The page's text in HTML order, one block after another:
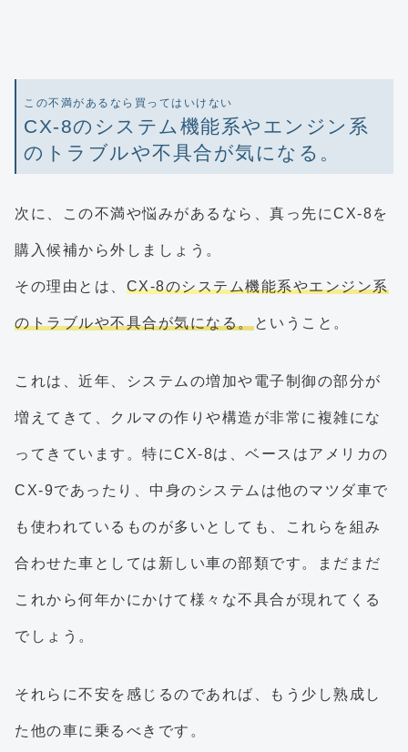
この不満があるなら買ってはいけない
CX-8のシステム機能系やエンジン系
のトラブルや不具合が気になる。
次に、この不満や悩みがあるなら、真っ先にCX-8を
購入候補から外しましょう。
その理由とは、 CX-8のシステム機能系やエンジン系
のトラブルや不具合が気になる。ということ。
これは、近年、システムの増加や電子制御の部分が
増えてきて、クルマの作りや構造が非常に複雑にな
ってきています。特にCX-8は、ベースはアメリカの
CX-9であったり、中身のシステムは他のマツダ車で
も使われているものが多いとしても、これらを組み
合わせた車としては新しい車の部類です。まだまだ
これから何年かにかけて様々な不具合が現れてくる
でしょう。
それらに不安を感じるのであれば、もう少し熟成し
た他の車に乗るべきです。